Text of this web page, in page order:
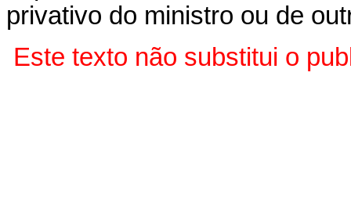
privativo do ministro ou de
Este texto não substitui o